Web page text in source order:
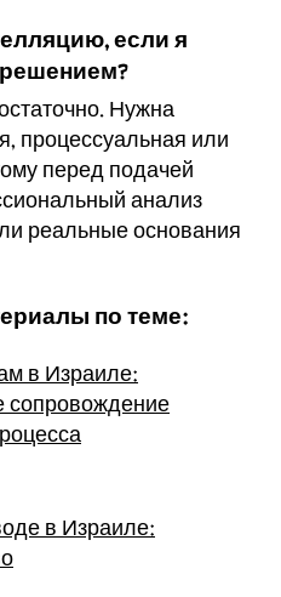
если я
решением?
Нужна
процессуальная или
перед подачей
анализ
реальные основания
по теме:
в Израиле:
сопровождение
в Израиле: